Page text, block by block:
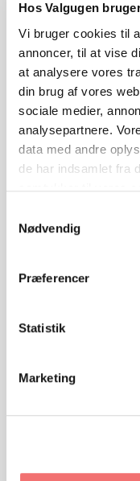
Hos Valgugen
Vi bruger cookies til
annoncer, til at vise
at analysere vores
din brug af vores
sociale medier,
analysepartnere.
data med andre
de har indsamlet fra
Nødvendig
Præferencer
Statistik
Marketing